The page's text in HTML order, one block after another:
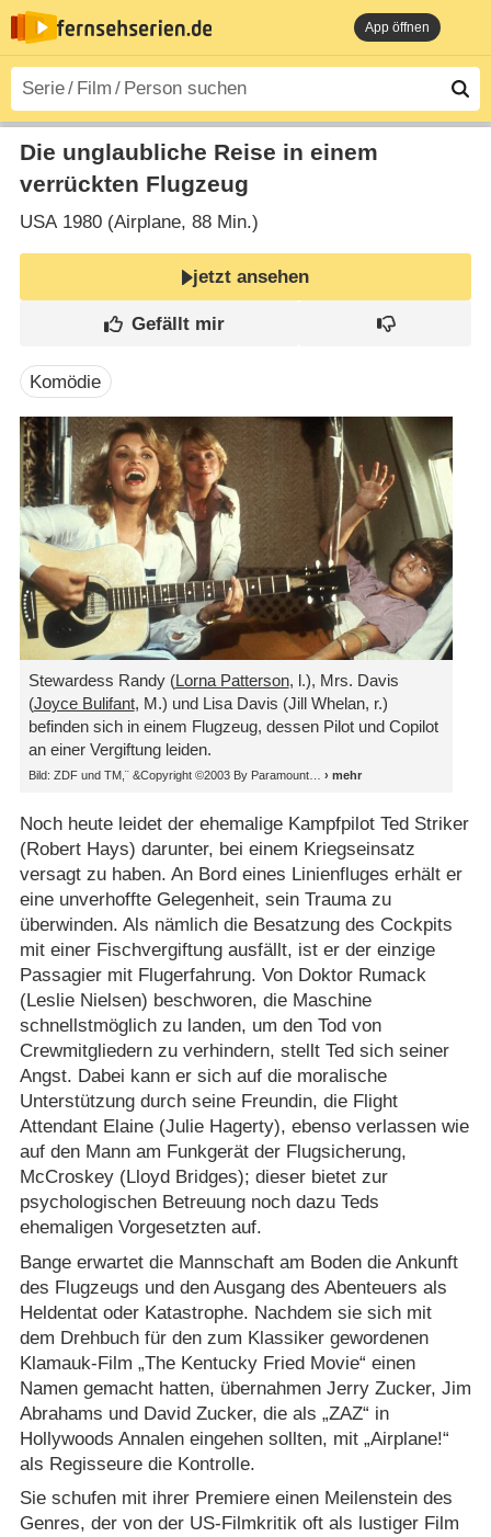
App öffnen
Die unglaubliche Reise in einem
verrückten Flugzeug
USA1980 (Airplane‎, 88 Min.)
jetzt ansehen
Komödie
Stewardess Randy (Lorna Patterson, l.), Mrs. Davis
(Joyce Bulifant, M.) und Lisa Davis (Jill Whelan, r.)
befinden sich in einem Flugzeug, dessen Pilot und Copilot
an einer Vergiftung leiden.
Bild: ZDF und TM,¨ &Copyright ©2003 By Paramount
Noch heute leidet der ehemalige Kampfpilot Ted Striker
(Robert Hays) darunter, bei einem Kriegseinsatz
versagt zu haben. An Bord eines Linienfluges erhält er
eine unverhoffte Gelegenheit, sein Trauma zu
überwinden. Als nämlich die Besatzung des Cockpits
mit einer Fischvergiftung ausfällt, ist er der einzige
Passagier mit Flugerfahrung. Von Doktor Rumack
(Leslie Nielsen) beschworen, die Maschine
schnellstmöglich zu landen, um den Tod von
Crewmitgliedern zu verhindern, stellt Ted sich seiner
Angst. Dabei kann er sich auf die moralische
Unterstützung durch seine Freundin, die Flight
Attendant Elaine (Julie Hagerty), ebenso verlassen wie
auf den Mann am Funkgerät der Flugsicherung,
McCroskey (Lloyd Bridges); dieser bietet zur
psychologischen Betreuung noch dazu Teds
ehemaligen Vorgesetzten auf.
Bange erwartet die Mannschaft am Boden die Ankunft
des Flugzeugs und den Ausgang des Abenteuers als
Heldentat oder Katastrophe. Nachdem sie sich mit
dem Drehbuch für den zum Klassiker gewordenen
Klamauk-Film „The Kentucky Fried Movie“ einen
Namen gemacht hatten, übernahmen Jerry Zucker, Jim
Abrahams und David Zucker, die als „ZAZ“ in
Hollywoods Annalen eingehen sollten, mit „Airplane!“
als Regisseure die Kontrolle.
Sie schufen mit ihrer Premiere einen Meilenstein des
Genres, der von der US-Filmkritik oft als lustiger Film